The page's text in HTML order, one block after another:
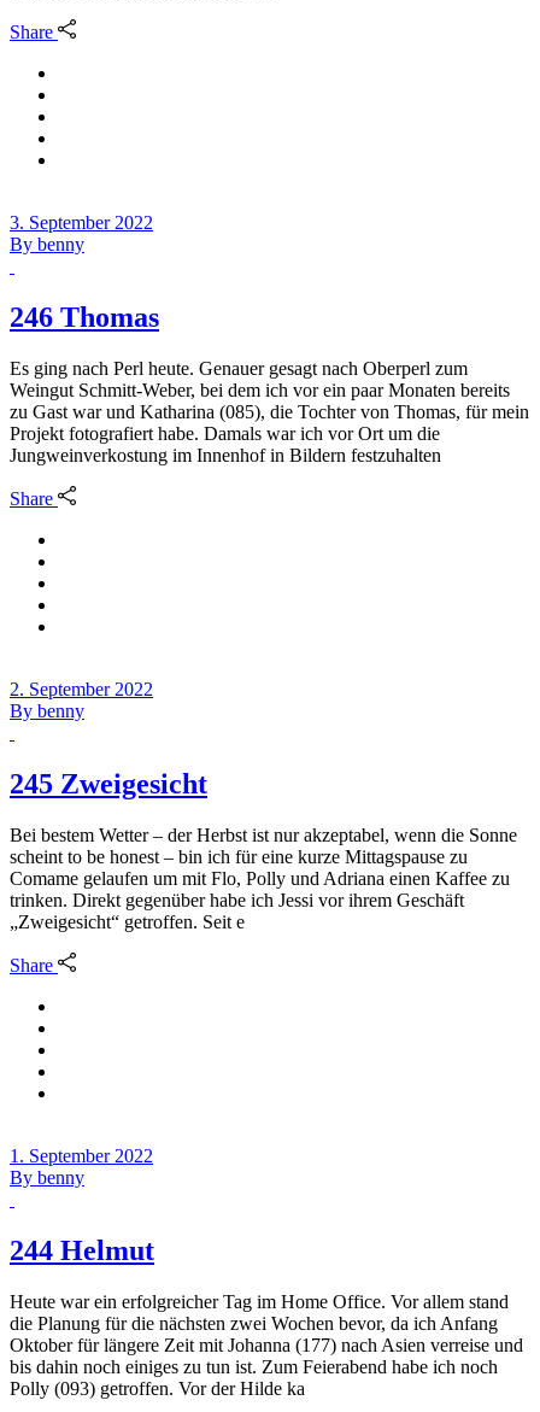
Share
3. September 2022
By benny
246 Thomas
Es ging nach Perl heute. Genauer gesagt nach Oberperl zum
Weingut Schmitt-Weber, bei dem ich vor ein paar Monaten bereits
zu Gast war und Katharina (085), die Tochter von Thomas, für mein
Projekt fotografiert habe. Damals war ich vor Ort um die
Jungweinverkostung im Innenhof in Bildern festzuhalten
Share
2. September 2022
By benny
245 Zweigesicht
Bei bestem Wetter – der Herbst ist nur akzeptabel, wenn die Sonne
scheint to be honest – bin ich für eine kurze Mittagspause zu
Comame gelaufen um mit Flo, Polly und Adriana einen Kaffee zu
trinken. Direkt gegenüber habe ich Jessi vor ihrem Geschäft
„Zweigesicht“ getroffen. Seit e
Share
1. September 2022
By benny
244 Helmut
Heute war ein erfolgreicher Tag im Home Office. Vor allem stand
die Planung für die nächsten zwei Wochen bevor, da ich Anfang
Oktober für längere Zeit mit Johanna (177) nach Asien verreise und
bis dahin noch einiges zu tun ist. Zum Feierabend habe ich noch
Polly (093) getroffen. Vor der Hilde ka